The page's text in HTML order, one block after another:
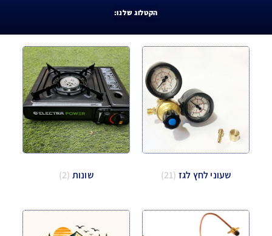
הקטלוג שלנו:
שעוני לחץ לגז (21) שונות (2)